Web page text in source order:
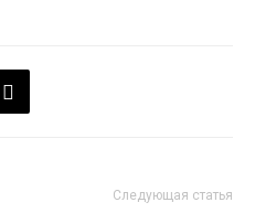
Следующая статья